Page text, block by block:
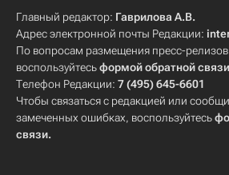
Главный редактор: Гаврилова А.В.
Адрес электронной почты Редакции:
По вопросам размещения пресс-
воспользуйтесьформой обратной связи
Телефон Редакции: 7 (495) 645-6601
Чтобы связаться с редакцией или
замеченных ошибках, воспользуйтесь
связи.